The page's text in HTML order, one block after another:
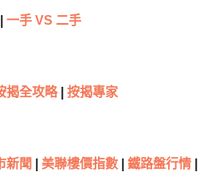
一手 VS 二手
揭全攻略| 按揭專家
新聞 美聯樓價指數 鐵路盤行情